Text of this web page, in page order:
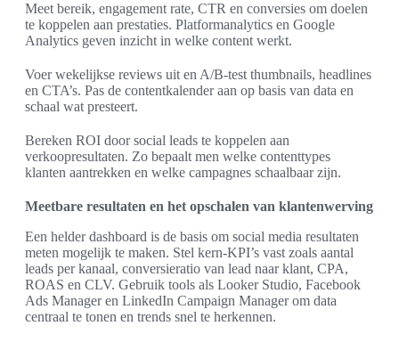
Meet bereik, engagement rate, CTR en conversies om doelen
te koppelen aan prestaties. Platformanalytics en Google
Analytics geven inzicht in welke content werkt.
Voer wekelijkse reviews uit en A/B-test thumbnails, headlines
en CTA’s. Pas de contentkalender aan op basis van data en
schaal wat presteert.
Bereken ROI door social leads te koppelen aan
verkoopresultaten. Zo bepaalt men welke contenttypes
klanten aantrekken en welke campagnes schaalbaar zijn.
Meetbare resultaten en het opschalen van klantenwerving
Een helder dashboard is de basis om social media resultaten
meten mogelijk te maken. Stel kern-KPI’s vast zoals aantal
leads per kanaal, conversieratio van lead naar klant, CPA,
ROAS en CLV. Gebruik tools als Looker Studio, Facebook
Ads Manager en LinkedIn Campaign Manager om data
centraal te tonen en trends snel te herkennen.